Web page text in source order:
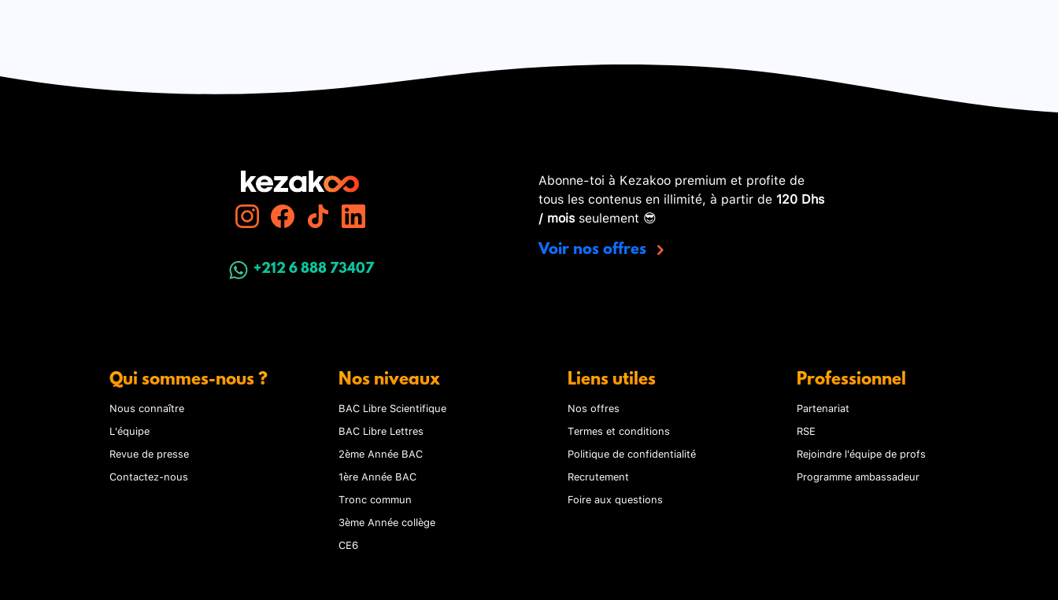
+212 6 888 73407
Abonne-toi à Kezakoo premium et profite de
tous les contenus en illimité, à partir de 120 Dhs
/ moisseulement 😎
Voir nos offres
Qui sommes-nous ?
Nous connaître
L'équipe
Revue de presse
Contactez-nous
Nos niveaux
BAC Libre Scientifique
BAC Libre Lettres
2ème Année BAC
1ère Année BAC
Tronc commun
3ème Année collège
CE6
Liens utiles
Nos offres
Termes et conditions
Politique de confidentialité
Recrutement
Foire aux questions
Professionnel
Partenariat
RSE
Rejoindre l'équipe de profs
Programme ambassadeur